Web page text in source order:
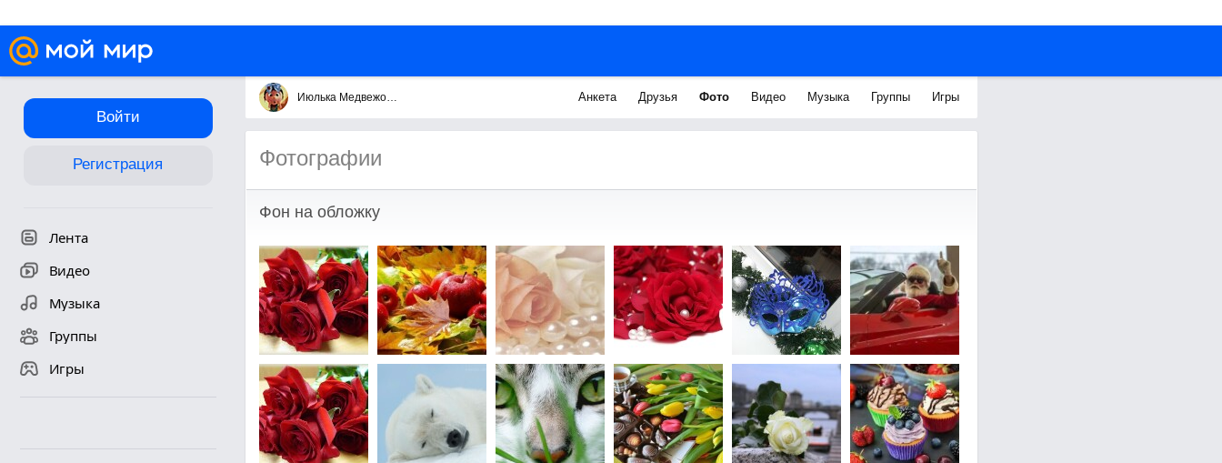
Войти
Регистрация
Лента
Видео
Музыка
Группы
Игры
Июлька Медвежонок Анкета Друзья Фото Видео Музыка Группы Игры
Фотографии
Фон на обложку